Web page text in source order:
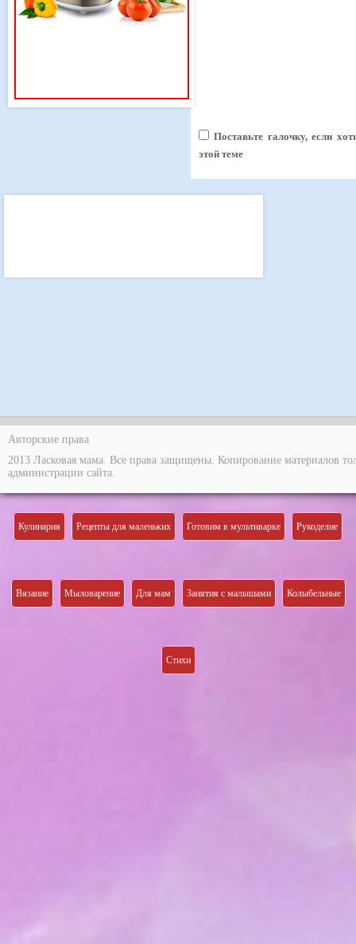
Поставьте галочку, если
этой теме
Авторские права
2013 Ласковая мама. Все права защищены. Копирование материалов
администрации сайта.
Кулинария Рецепты для маленьких Готовим в мультиварке Рукоделие
Вязание Мыловарение Для мам Занятия с малышами Колыбельные
Стихи